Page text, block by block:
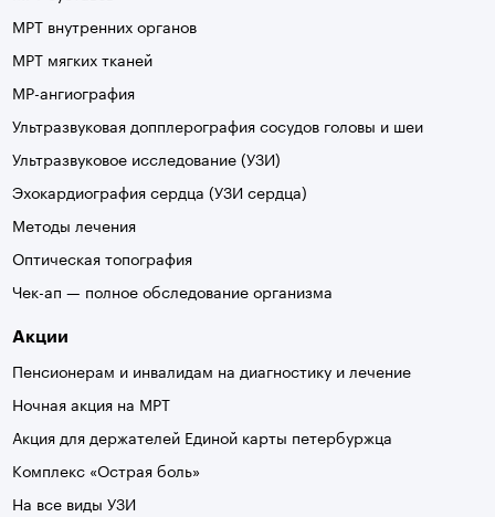
МРТ внутренних органов
МРТ мягких тканей
МР-ангиография
Ультразвуковая допплерография сосудов головы и шеи
Ультразвуковое исследование (УЗИ)
Эхокардиография сердца (УЗИ сердца)
Методы лечения
Оптическая топография
Чек-ап — полное обследование организма
Акции
Пенсионерам и инвалидам на диагностику и лечение
Ночная акция на МРТ
Акция для держателей Единой карты петербуржца
Комплекс «Острая боль»
На все виды УЗИ